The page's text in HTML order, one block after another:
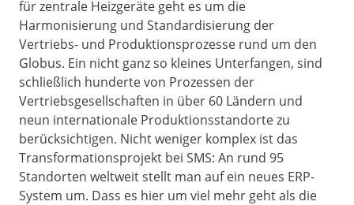
für zentrale Heizgeräte geht es um die
Harmonisierung und Standardisierung der
Vertriebs- und Produktionsprozesse rund um den
Globus. Ein nicht ganz so kleines Unterfangen, sind
schließlich hunderte von Prozessen der
Vertriebsgesellschaften in über 60 Ländern und
neun internationale Produktionsstandorte zu
berücksichtigen. Nicht weniger komplex ist das
Transformationsprojekt bei SMS: An rund 95
Standorten weltweit stellt man auf ein neues ERP-
System um. Dass es hier um viel mehr geht als die